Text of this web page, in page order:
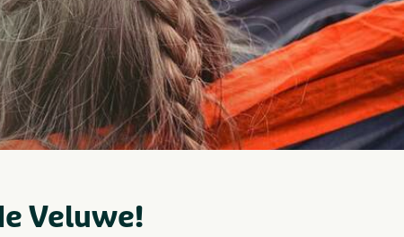
Veluwe!